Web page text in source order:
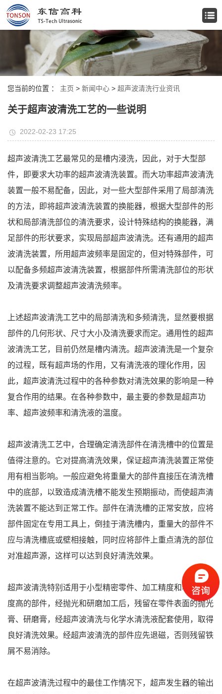
您当前的位置 ： 主页 > 新闻中心 > 超声波清洗行业资讯
关于超声波清洗工艺的一些说明
2022-02-23 17:25
超声波清洗工艺最常见的是槽内浸洗，因此，对于大型部
件，即要求大功率的超声波清洗装置。而大功率超声波清洗
装置一般不易配备，因此，对一些大型部件采用了局部清洗
的方法，即将超声波清洗装置的换能器，根据大型部件的形
状和局部清洗部位的清洗要求，设计特殊结构的换能器，满
足部件的形状要求，实现局部超声波清洗。还有通用的超声
波清洗装置，所用超声波频率是固定的，但对特殊部件，可
以配备多频超声波清洗装置，根据部件所需清洗部位的形状
及清洗要求调整超声波清洗频率。
上述超声波清洗工艺中的局部清洗和多频清洗，显然要根据
部件的几何形状、尺寸大小及清洗要求而定。通用性的超声
波清洗工艺，目前仍然是槽内清洗。超声波清洗是一个复杂
的过程，既有超声场的作用，又有清洗液的理化作用，因
此，超声波清洗过程中的各种参数对清洗效果的影响是一种
复合作用的结果。在各种参数中，最主要的参数是超声功
率、超声波频率和清洗液的温度。
超声波清洗工艺中，合理确定清洗部件在清洗槽中的位置是
值得注意的。它对提高清洗效果，保证超声清洗装置正常使
用有相当影响。一般应避免将重量大的部件直接压在清洗槽
中的底部，以致造成清洗槽不能发生预期振动，而使超声清
洗装置不能达到正常工作。部件在清洗槽的正常安放，应将
部件固定在专用工具上，倒挂于清洗槽内，重量大的部件不
应与清洗槽底或壁相接触，同时应将部件上重点清洗的部位
对准超声源，这样可以达到良好清洗效果。
超声波清洗特别适用于小型精密零件、加工精度和表面粗糙
度高的部件，经抛光和研磨加工后，残留在零件表面的抛光
膏、研磨膏，经超声波清洗与化学水清洗液配套使用，取得
良好清洗效果。经超声波清洗的部件应先退磁，否则残留铁
屑不易消除。
在超声波清洗过程中的最佳工作情况下，超声发生器的输出